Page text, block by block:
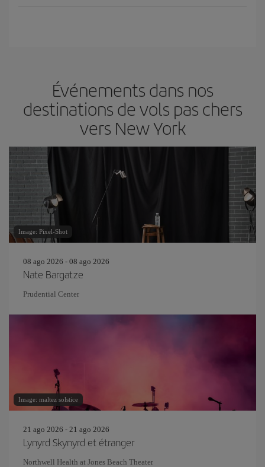
Événements dans nos
destinations de vols pas chers
vers New York
Image: Pixel-Shot
08 ago 2026 - 08 ago 2026
Nate Bargatze
Prudential Center
Image: maltez solstice
21 ago 2026 - 21 ago 2026
Lynyrd Skynyrd et étranger
Northwell Health at Jones Beach Theater